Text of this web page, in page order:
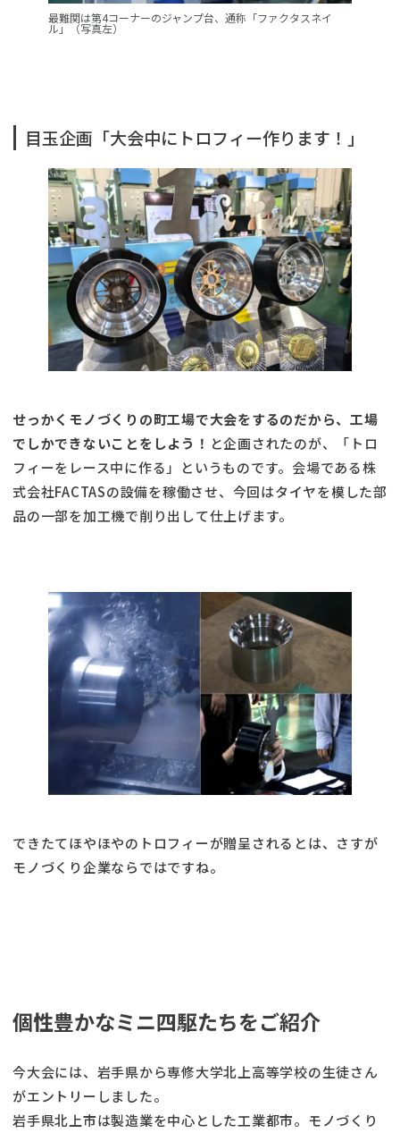
最難関は第4コーナーのジャンプ台、通称「ファクタスネイ
ル」（写真左）
目玉企画「大会中にトロフィー作ります！」
せっかくモノづくりの町工場で大会をするのだから、工場
でしかできないことをしよう！ と企画されたのが、「トロ
フィーをレース中に作る」というものです。会場である株
式会社FACTASの設備を稼働させ、今回はタイヤを模した部
品の一部を加工機で削り出して仕上げます。
できたてほやほやのトロフィーが贈呈されるとは、さすが
モノづくり企業ならではですね。
個性豊かなミニ四駆たちをご紹介
今大会には、岩手県から専修大学北上高等学校の生徒さん
がエントリーしました。
岩手県北上市は製造業を中心とした工業都市。モノづくり